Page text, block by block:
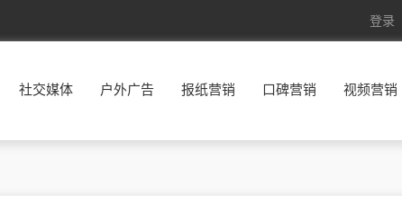
登录
社交媒体 户外广告 报纸营销 口碑营销 视频营销